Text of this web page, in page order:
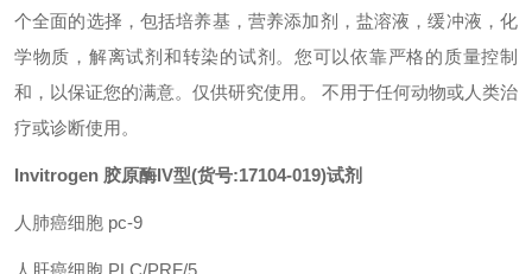
个全面的选择，包括培养基，营养添加剂，盐溶液，缓冲液，化
学物质，解离试剂和转染的试剂。您可以依靠严格的质量控制
和，以保证您的满意。仅供研究使用。 不用于任何动物或人类治
疗或诊断使用。
Invitrogen 胶原酶IV型(货号:17104-019)试剂
人肺癌细胞 pc-9
人肝癌细胞 PLC/PRF/5